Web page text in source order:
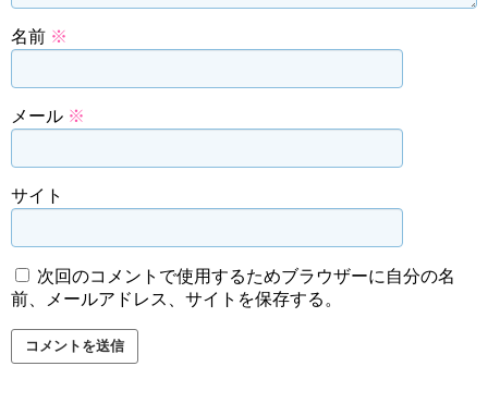
名前 ※
メール ※
サイト
次回のコメントで使用するためブラウザーに自分の名
前、メールアドレス、サイトを保存する。